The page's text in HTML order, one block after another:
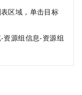
区域，单击目标
资源组信息-资源组